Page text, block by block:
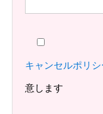
キャンセルポリ
意します